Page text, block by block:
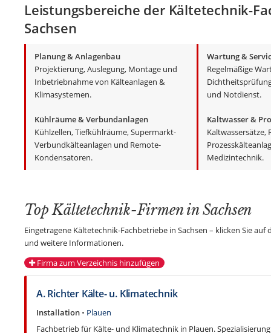
Leistungsbereiche der Kältetechnik-
Sachsen
Planung & Anlagenbau
Projektierung, Auslegung, Montage und
Inbetriebnahme von Kälteanlagen &
Klimasystemen.
Wartung &
Regelmäßige
und Notdienst.
Kühlräume & Verbundanlagen
Kühlzellen, Tiefkühlräume, Supermarkt-
Verbundkälteanlagen und Remote-
Kondensatoren.
Kaltwasser &
Kaltwassersätze,
Medizintechnik.
Top Kältetechnik-Firmen in Sachsen
Eingetragene Kältetechnik-Fachbetriebe in Sachsen – klicken Sie
und weitere Informationen.
Firma zum Verzeichnis hinzufügen
A. Richter Kälte- u. Klimatechnik
Installation • Plauen
Fachbetrieb für Kälte- und Klimatechnik in Plauen.